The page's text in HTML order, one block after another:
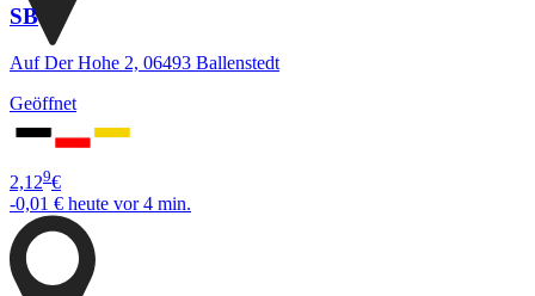
SB
Auf Der Hohe 2, 06493 Ballenstedt
Geöffnet
2,129€
-0,01 € heute vor 4 min.